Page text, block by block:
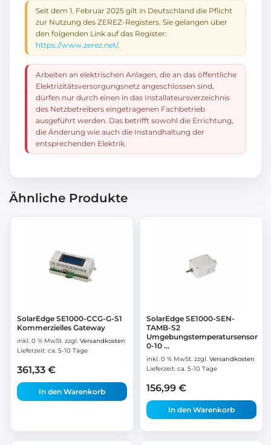
Seit dem 1. Februar 2025 gilt in Deutschland die Pflicht
zur Nutzung des ZEREZ-Registers. Sie gelangen über
den folgenden Link auf das Register:
https://www.zerez.net/.
Arbeiten an elektrischen Anlagen, die an das öffentliche
Elektrizitätsversorgungsnetz angeschlossen sind,
dürfen nur durch einen in das Installateursverzeichnis
des Netzbetreibers eingetragenen Fachbetrieb
ausgeführt werden. Das betrifft sowohl die Errichtung,
die Änderung wie auch die Instandhaltung der
entsprechenden Elektrik.
Ähnliche Produkte
SolarEdge SE1000-CCG-G-S1
Kommerzielles Gateway
inkl. 0 % MwSt. zzgl. Versandkosten
Lieferzeit: ca. 5-10 Tage
361,33 €
In den Warenkorb
SolarEdge SE1000-SEN-
TAMB-S2
Umgebungstemperatursensor
0-10 ...
inkl. 0 % MwSt. zzgl. Versandkosten
Lieferzeit: ca. 5-10 Tage
156,99 €
In den Warenkorb